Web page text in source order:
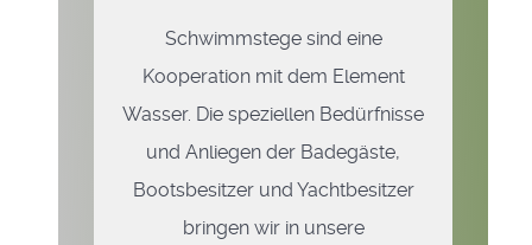
Schwimmstege sind eine
Kooperation mit dem Element
Wasser. Die speziellen Bedürfnisse
und Anliegen der Badegäste,
Bootsbesitzer und Yachtbesitzer
bringen wir in unsere